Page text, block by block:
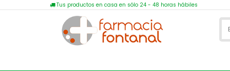
Tus productos en casa en sólo 24 - 48 horas hábiles